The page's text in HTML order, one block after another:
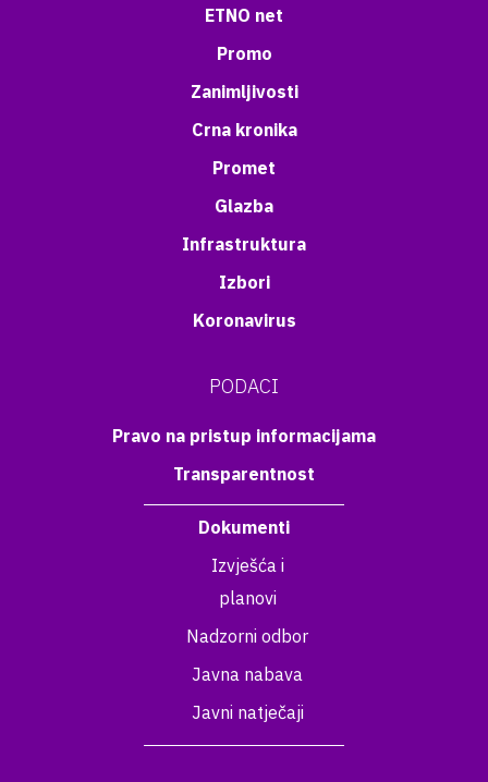
ETNO net
Promo
Zanimljivosti
Crna kronika
Promet
Glazba
Infrastruktura
Izbori
Koronavirus
PODACI
Pravo na pristup informacijama
Transparentnost
Dokumenti
Izvješća i
planovi
Nadzorni odbor
Javna nabava
Javni natječaji